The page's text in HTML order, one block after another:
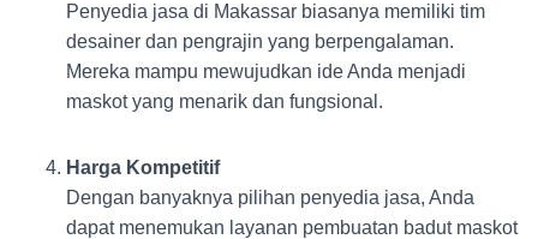
Penyedia jasa di Makassar biasanya memiliki tim
desainer dan pengrajin yang berpengalaman.
Mereka mampu mewujudkan ide Anda menjadi
maskot yang menarik dan fungsional.
Harga Kompetitif
Dengan banyaknya pilihan penyedia jasa, Anda
dapat menemukan layanan pembuatan badut maskot